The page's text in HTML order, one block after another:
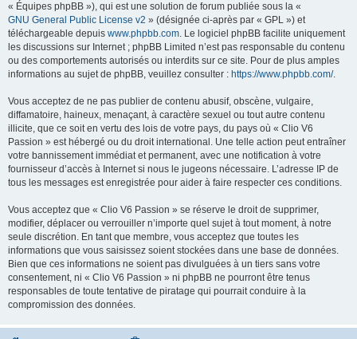
« Équipes phpBB »), qui est une solution de forum publiée sous la «
GNU General Public License v2 » (désignée ci-après par « GPL ») et
téléchargeable depuis www.phpbb.com. Le logiciel phpBB facilite uniquement
les discussions sur Internet ; phpBB Limited n’est pas responsable du contenu
ou des comportements autorisés ou interdits sur ce site. Pour de plus amples
informations au sujet de phpBB, veuillez consulter : https://www.phpbb.com/.
Vous acceptez de ne pas publier de contenu abusif, obscène, vulgaire,
diffamatoire, haineux, menaçant, à caractère sexuel ou tout autre contenu
illicite, que ce soit en vertu des lois de votre pays, du pays où « Clio V6
Passion » est hébergé ou du droit international. Une telle action peut entraîner
votre bannissement immédiat et permanent, avec une notification à votre
fournisseur d’accès à Internet si nous le jugeons nécessaire. L’adresse IP de
tous les messages est enregistrée pour aider à faire respecter ces conditions.
Vous acceptez que « Clio V6 Passion » se réserve le droit de supprimer,
modifier, déplacer ou verrouiller n’importe quel sujet à tout moment, à notre
seule discrétion. En tant que membre, vous acceptez que toutes les
informations que vous saisissez soient stockées dans une base de données.
Bien que ces informations ne soient pas divulguées à un tiers sans votre
consentement, ni « Clio V6 Passion » ni phpBB ne pourront être tenus
responsables de toute tentative de piratage qui pourrait conduire à la
compromission des données.